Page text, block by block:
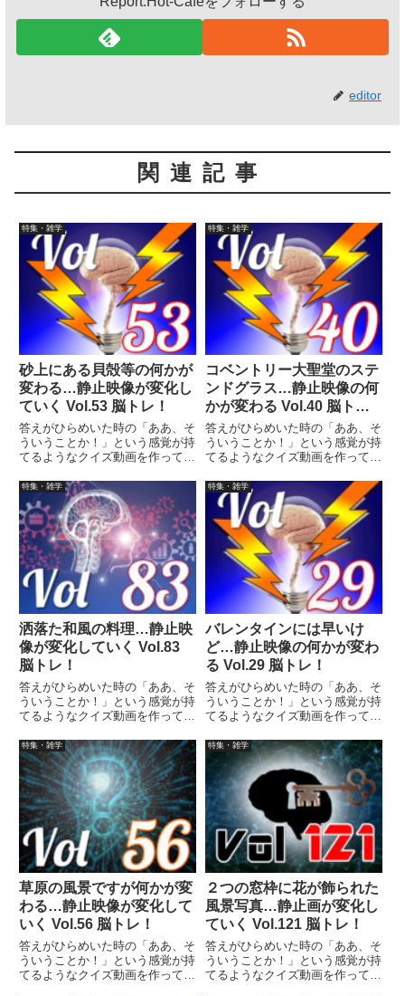
editor
関連記事
特集・雑学
砂上にある貝殻等の何かが
変わる…静止映像が変化し
ていく Vol.53 脳トレ！
答えがひらめいた時の「ああ、そ
ういうことか！」という感覚が持
てるようなクイズ動画を作ってみ
画に答えはありませんので、最後
まで繰り返し見られます。
特集・雑学
コベントリー大聖堂のステ
ンドグラス…静止映像の何
かが変わる Vol.40 脳ト
レ！
答えがひらめいた時の「ああ、そ
ういうことか！」という感覚が持
てるようなクイズ動画を作ってみ
画に答えはありませんので、最後
まで繰り返し見られます。
特集・雑学
洒落た和風の料理…静止映
像が変化していく Vol.83
脳トレ！
答えがひらめいた時の「ああ、そ
ういうことか！」という感覚が持
てるようなクイズ動画を作ってみ
画に答えはありませんので、最後
まで繰り返し見られます。
特集・雑学
バレンタインには早いけ
ど…静止映像の何かが変わ
る Vol.29 脳トレ！
答えがひらめいた時の「ああ、そ
ういうことか！」という感覚が持
てるようなクイズ動画を作ってみ
画に答えはありませんので、最後
まで繰り返し見られます。
特集・雑学
草原の風景ですが何かが変
わる…静止映像が変化して
いく Vol.56 脳トレ！
答えがひらめいた時の「ああ、そ
ういうことか！」という感覚が持
てるようなクイズ動画を作ってみ
特集・雑学
２つの窓枠に花が飾られた
風景写真…静止画が変化し
ていく Vol.121 脳トレ！
答えがひらめいた時の「ああ、そ
ういうことか！」という感覚が持
てるようなクイズ動画を作ってみ